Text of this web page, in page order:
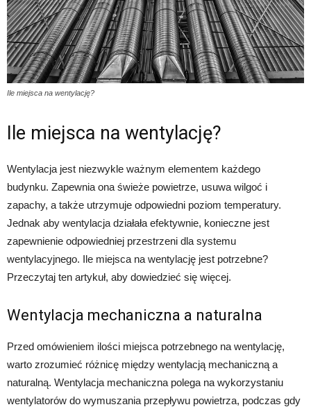
Ile miejsca na wentylację?
Ile miejsca na wentylację?
Wentylacja jest niezwykle ważnym elementem każdego
budynku. Zapewnia ona świeże powietrze, usuwa wilgoć i
zapachy, a także utrzymuje odpowiedni poziom temperatury.
Jednak aby wentylacja działała efektywnie, konieczne jest
zapewnienie odpowiedniej przestrzeni dla systemu
wentylacyjnego. Ile miejsca na wentylację jest potrzebne?
Przeczytaj ten artykuł, aby dowiedzieć się więcej.
Wentylacja mechaniczna a naturalna
Przed omówieniem ilości miejsca potrzebnego na wentylację,
warto zrozumieć różnicę między wentylacją mechaniczną a
naturalną. Wentylacja mechaniczna polega na wykorzystaniu
wentylatorów do wymuszania przepływu powietrza, podczas gdy